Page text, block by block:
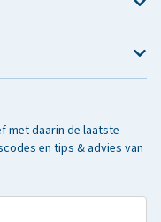
met daarin de laatste
en tips & advies van